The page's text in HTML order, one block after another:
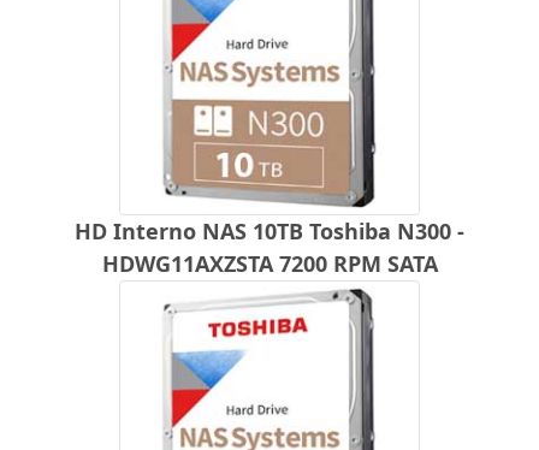
HD Interno NAS 10TB Toshiba N300 -
HDWG11AXZSTA 7200 RPM SATA